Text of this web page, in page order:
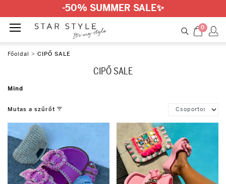
-50% SUMMER SALE✨
0
Főoldal > CIPŐ SALE
CIPŐ SALE
Mind
Mutas a szűrőt
Szín
White
Black
Beige
Yellow
Brown
Khaki